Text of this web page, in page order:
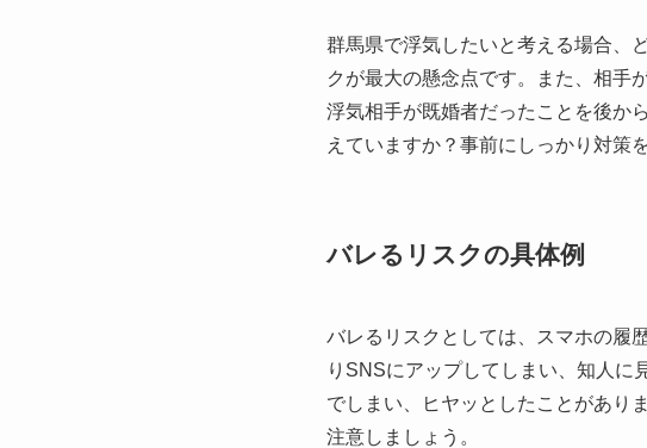
群馬県で浮気したいと考える場合、
クが最大の懸念点です。また、相手
浮気相手が既婚者だったことを後か
えていますか？事前にしっかり対策
バレるリスクの具体例
バレるリスクとしては、スマホの履
りSNSにアップしてしまい、知人に
でしまい、ヒヤッとしたことがあり
注意しましょう。